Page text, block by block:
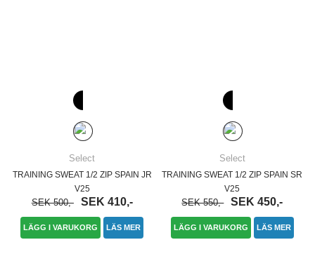
Select
TRAINING SWEAT 1/2 ZIP SPAIN JR
V25
SEK 500,- SEK 410,-
LÄGG I VARUKORG LÄS MER
Select
TRAINING SWEAT 1/2 ZIP SPAIN SR
V25
SEK 550,- SEK 450,-
LÄGG I VARUKORG LÄS MER